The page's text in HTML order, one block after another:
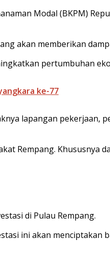
Modal (BKPM)
akan memberikan
pertumbuhan
ke-77
lapangan pekerjaan,
Rempang. Khususnya
di Pulau Rempang.
ini akan menciptakan